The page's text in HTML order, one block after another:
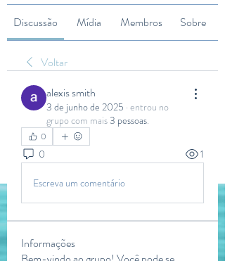
Discussão Mídia Membros Sobre
Voltar
alexis smith
3 de junho de 2025 · entrou no
grupo com mais3 pessoas.
0
0 1
Escreva um comentário
Informações